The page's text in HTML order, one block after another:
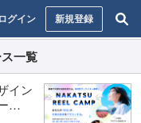
ログイン 新規登録
一覧
イン